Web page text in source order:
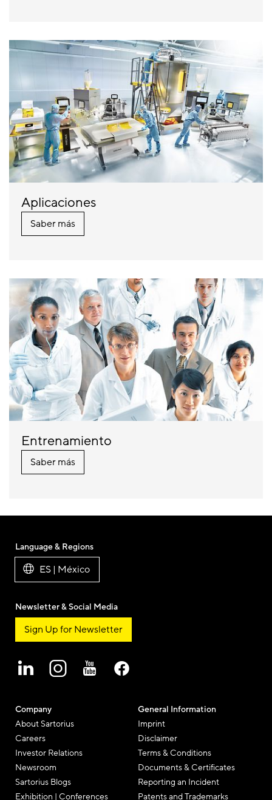
Aplicaciones
Saber más
Entrenamiento
Saber más
Company
About Sartorius
Careers
Investor Relations
Newsroom
Sartorius Blogs
Exhibition | Conferences
General Information
Imprint
Disclaimer
Terms & Conditions
Documents & Certificates
Reporting an Incident
Patents and Trademarks
Language & Regions
ES | México
Newsletter & Social Media
Sign Up for Newsletter